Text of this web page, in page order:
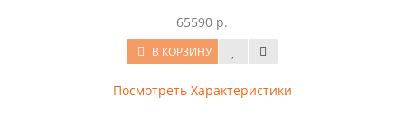
65590 р.
В КОРЗИНУ
Посмотреть Характеристики